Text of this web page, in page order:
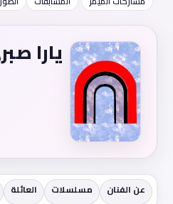
يارا
عن الفنان مسلسلات العائلة